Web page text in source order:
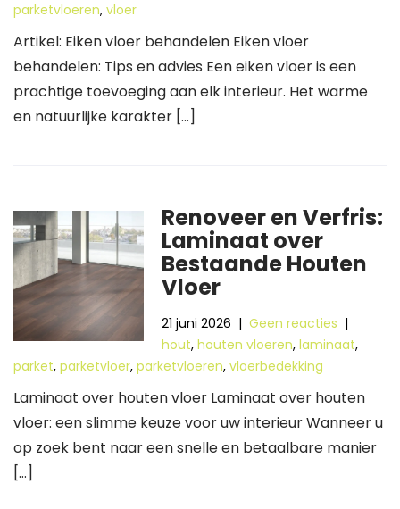
parketvloeren, vloer
Artikel: Eiken vloer behandelen Eiken vloer
behandelen: Tips en advies Een eiken vloer is een
prachtige toevoeging aan elk interieur. Het warme
en natuurlijke karakter […]
Renoveer en Verfris:
Laminaat over
Bestaande Houten
Vloer
21 juni 2026 |Geen reacties |
hout,houten vloeren,laminaat,
parket, parketvloer, parketvloeren, vloerbedekking
Laminaat over houten vloer Laminaat over houten
vloer: een slimme keuze voor uw interieur Wanneer u
op zoek bent naar een snelle en betaalbare manier
[…]